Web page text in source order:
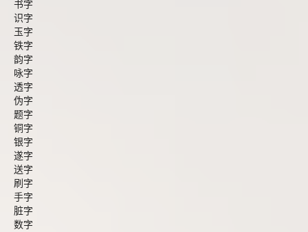
书字
识字
玉字
铁字
韵字
咏字
透字
伪字
题字
铜字
银字
遂字
送字
刷字
手字
脏字
数字